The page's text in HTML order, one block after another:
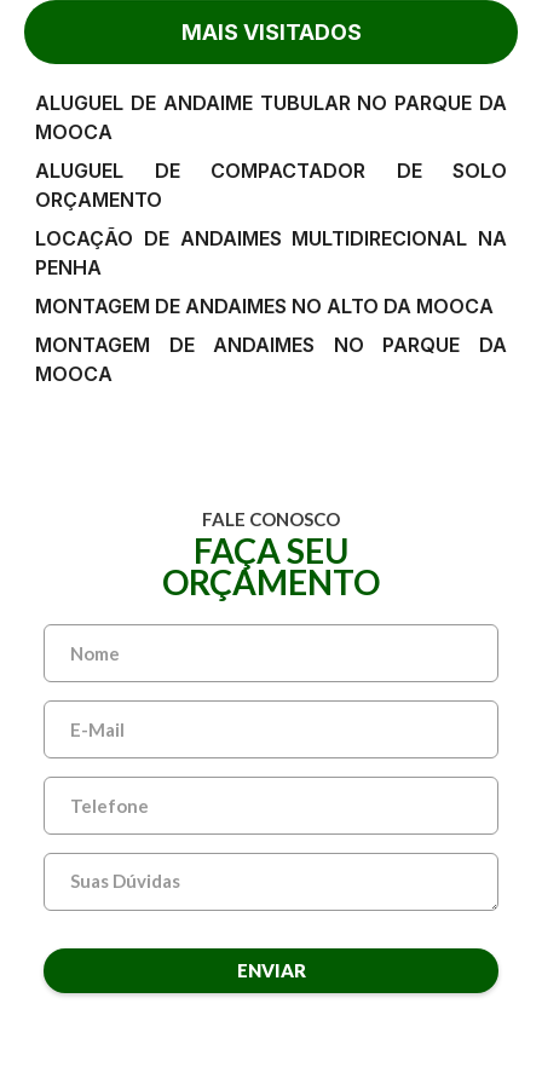
MAIS VISITADOS
ALUGUEL DE ANDAIME TUBULAR NO PARQUE DA
MOOCA
ALUGUEL DE COMPACTADOR DE SOLO
ORÇAMENTO
LOCAÇÃO DE ANDAIMES MULTIDIRECIONAL NA
PENHA
MONTAGEM DE ANDAIMES NO ALTO DA MOOCA
MONTAGEM DE ANDAIMES NO PARQUE DA
MOOCA
FALE CONOSCO
FAÇA SEU
ORÇAMENTO
ENVIAR